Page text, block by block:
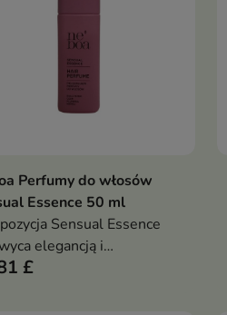
Dodaj do koszyka
Perfumy do włosów
Essence 50 ml
Sensual Essence
elegancją i
tworząc subtelny
£